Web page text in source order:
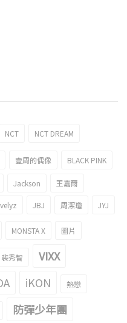
NCT NCT DREAM
壹周的偶像 BLACK PINK
Jackson 王嘉爾
JBJ 周潔瓊 JYJ
MONSTA X 圖片
裴秀智 VIXX
iKON 熱戀
防彈少年團